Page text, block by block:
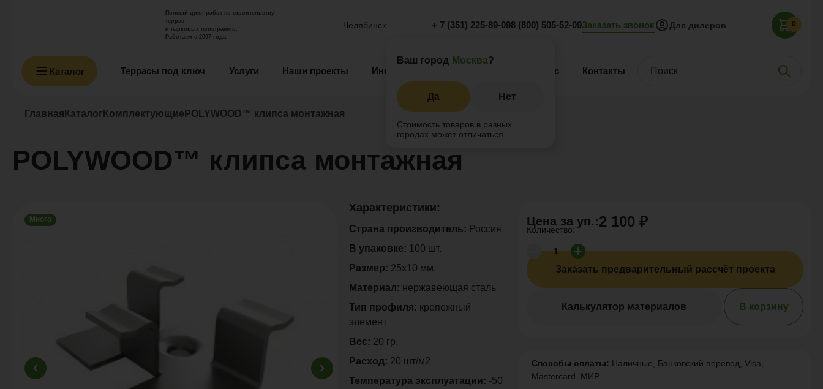
Полный цикл работ по строительству
террас
и парковых пространств.
Работаем с 2007 года.
Челябинск
Ваш город Москва?
Да Нет
Стоимость товаров в разных
городах может отличаться
+ 7 (351) 225-89-098 (800) 505-52-09Заказать звонок Для дилеров 0
Каталог Террасы под ключ Услуги Наши проекты Информация О нас Контакты
Главная Каталог Комплектующие POLYWOOD™ клипса монтажная
POLYWOOD™ клипса монтажная
Много Цена зауп.:2 100 ₽
Количество:
Заказать предварительный рассчёт проекта
Калькулятор материалов В корзину
Способы оплаты: Наличные, Банковский перевод, Visa,
Mastercard, МИР
Характеристики:
Страна производитель: Россия
В упаковке: 100 шт.
Размер: 25х10 мм.
Материал: нержавеющая сталь
Тип профиля: крепежный
элемент
Вес: 20 гр.
Расход: 20 шт/м2
Температура эксплуатации: -50